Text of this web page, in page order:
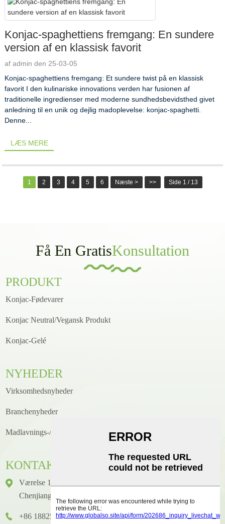
Konjac-spaghettiens fremgang: En sundere
version af en klassisk favorit
af admin den 25-03-05
Konjac-spaghettiens fremgang: Et sundere twist på en klassisk
favorit I den kulinariske innovations verden har fusionen af ​​
traditionelle ingredienser med moderne sundhedsbevidsthed givet
anledning til en unik og dejlig madoplevelse: konjac-spaghetti.
Denne...
LÆS MERE
1 2 3 4 5 6 Næste > >> Side 1 / 13
Få En GratisKonsultation
PRODUKT
Konjac-Fødevarer
Konjac Neutral/Vegansk Produkt
Konjac-Gelé
NYHEDER
Virksomhedsnyheder
Branchenyheder
Madlavnings-/opskriftsnyheder
KONTAKTE
Værelse 1416, Etage 14, Junhao International Building, Nr. 2,
Chenjiang Zhongkai Avenue, Huicheng District, Huizhou City
+86 18825458362